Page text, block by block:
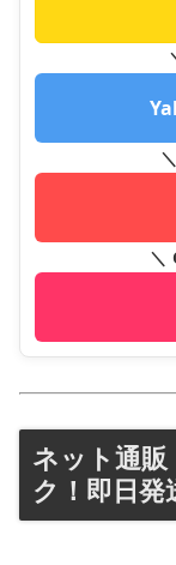
＼
ネット通販
ク！即日発